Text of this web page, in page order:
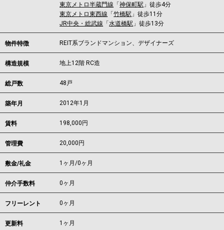
東京メトロ半蔵門線 「神保町駅 」徒歩4分
東京メトロ東西線 「竹橋駅 」徒歩11分
JR中央・総武線 「水道橋駅 」徒歩13分
物件特徴 REIT系ブランドマンション、デザイナーズ
構造規模 地上12階 RC造
総戸数 48戸
築年月 2012年1月
賃料 198,000 円
管理費 20,000円
敷金/礼金 1ヶ月/0ヶ月
仲介手数料 0ヶ月
フリーレント 0ヶ月
更新料 1ヶ月